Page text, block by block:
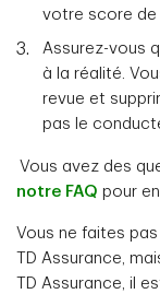
votre score de
Assurez-vous
à la réalité.
revue et
pas le
Vous avez des
notre FAQ pour
Vous ne faites
TD Assurance,
TD Assurance, il